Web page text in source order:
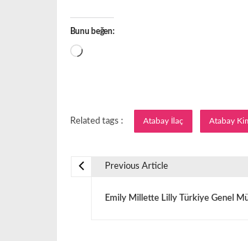
Bunu beğen:
Yükleniyor...
Related tags : Atabay İlaç Atabay
Previous Article
Emily Millette Lilly Türkiye Genel